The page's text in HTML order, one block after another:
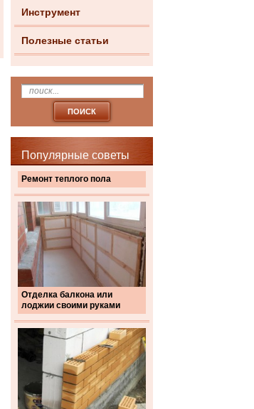
Инструмент
Полезные статьи
Популярные советы
Ремонт теплого пола
Отделка балкона или
лоджии своими руками